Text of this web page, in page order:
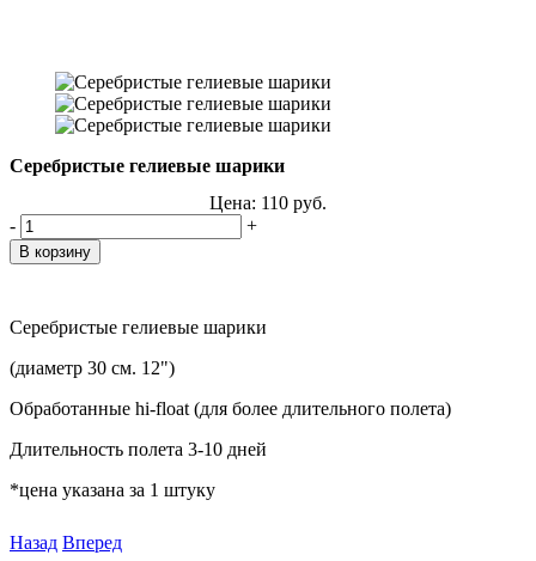
Серебристые гелиевые шарики
Цена: 110 руб.
-
+
Серебристые гелиевые шарики
(диаметр 30 см. 12")
Обработанные hi-float (для более длительного полета)
Длительность полета 3-10 дней
*цена указана за 1 штуку
Назад Вперед